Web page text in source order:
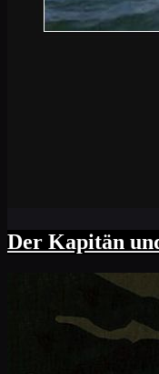
Der Kapitän